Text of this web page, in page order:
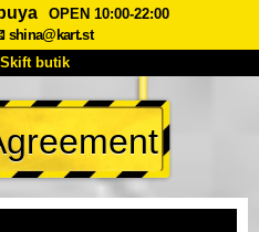
OPEN 10:00-22:00
shina@kart.st
Skift butik
Pris